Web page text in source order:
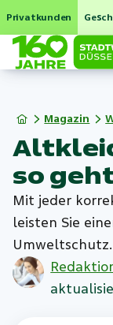
Privatkunden
Magazin
so
Mit jeder
leisten Sie
Umweltschutz.